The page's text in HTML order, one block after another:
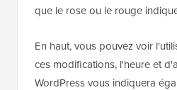
que le rose ou le rouge
En haut, vous pouvez voir
ces modifications, l'heure et
WordPress vous indiquera